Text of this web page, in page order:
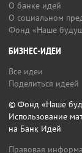
О банке идей
О социальном
Фонд «Наше
БИЗНЕС-ИДЕИ
Все идеи
Поделиться идеей
© Фонд «Наше
Использование
на Банк Идей
Правовая